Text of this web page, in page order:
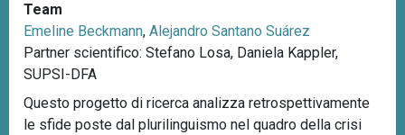
Team
Emeline Beckmann, Alejandro Santano Suárez
Partner scientifico: Stefano Losa, Daniela Kappler,
SUPSI-DFA
Questo progetto di ricerca analizza retrospettivamente
le sfide poste dal plurilinguismo nel quadro della crisi